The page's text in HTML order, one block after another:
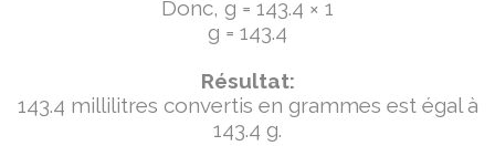
Donc, g = 143.4 × 1
g = 143.4
Résultat:
143.4 millilitres convertis en grammes est égal à
143.4 g.